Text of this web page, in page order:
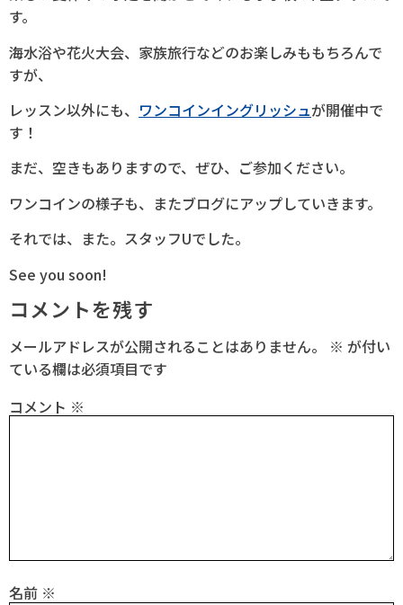
す。
海水浴や花火大会、家族旅行などのお楽しみももちろんで
すが、
レッスン以外にも、 ワンコインイングリッシュが開催中で
す！
まだ、空きもありますので、ぜひ、ご参加ください。
ワンコインの様子も、またブログにアップしていきます。
それでは、また。スタッフUでした。
See you soon!
コメントを残す
メールアドレスが公開されることはありません。 ※ が付い
ている欄は必須項目です
コメント ※
名前 ※